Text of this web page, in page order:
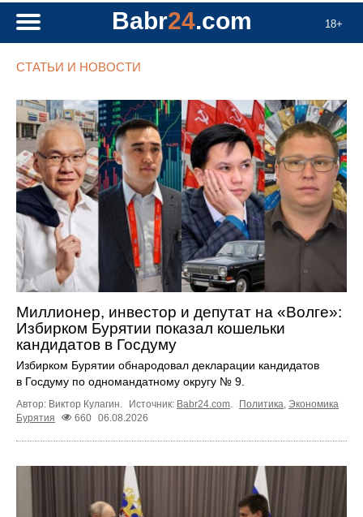
18+
Babr24.com
СТАТЬИ И НОВОСТИ
Миллионер, инвестор и депутат на «Волге»:
Избирком Бурятии показал кошельки
кандидатов в Госдуму
Избирком Бурятии обнародовал декларации кандидатов
в Госдуму по одномандатному округу № 9.
Автор: Виктор Кулагин. Источник: Babr24.com Политика Экономика
Бурятия
660 06.08.2026